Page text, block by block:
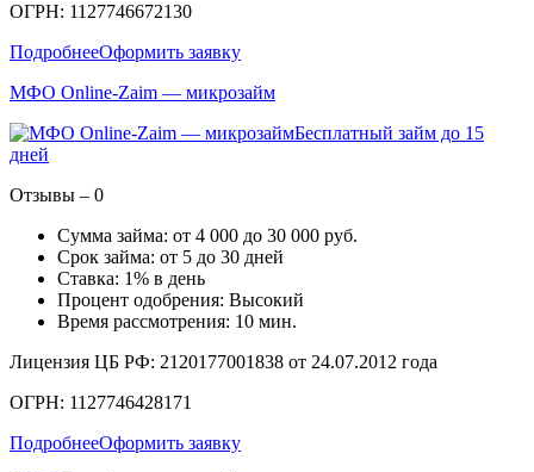
ОГРН: 1127746672130
ПодробнееОформить заявку
МФО Online-Zaim — микрозайм
Бесплатный займ до 15
дней
Отзывы – 0
Сумма займа: от 4 000 до 30 000 руб.
Срок займа: от 5 до 30 дней
Ставка: 1% в день
Процент одобрения: Высокий
Время рассмотрения: 10 мин.
Лицензия ЦБ РФ: 2120177001838 от 24.07.2012 года
ОГРН: 1127746428171
ПодробнееОформить заявку